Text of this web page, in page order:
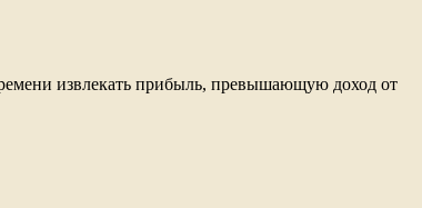
извлекать прибыль, превышающую доход от